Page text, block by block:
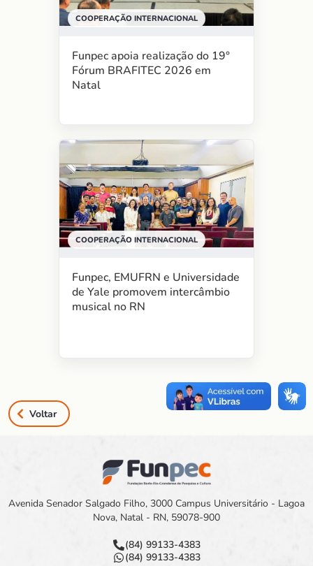
COOPERAÇÃO INTERNACIONAL
Funpec apoia realização do 19°
Fórum BRAFITEC 2026 em
Natal
COOPERAÇÃO INTERNACIONAL
Funpec, EMUFRN e Universidade
de Yale promovem intercâmbio
musical no RN
Voltar
Avenida Senador Salgado Filho, 3000 Campus Universitário - Lagoa
Nova, Natal - RN, 59078-900
(84) 99133-4383
(84) 99133-4383